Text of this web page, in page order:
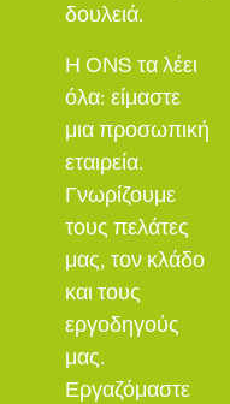
δουλειά.
Η ONS τα λέει
όλα: είμαστε
μια προσωπική
εταιρεία.
Γνωρίζουμε
τους πελάτες
μας, τον κλάδο
και τους
εργοδηγούς
μας.
Εργαζόμαστε